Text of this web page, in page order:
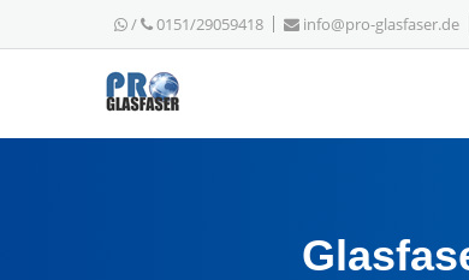
/ 0151/29059418 info@pro-glasfaser.de